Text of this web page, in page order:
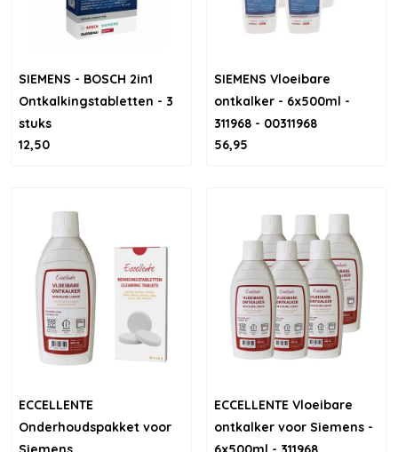
SIEMENS - BOSCH 2in1
Ontkalkingstabletten - 3
stuks
12,50
SIEMENS Vloeibare
ontkalker - 6x500ml -
311968 - 00311968
56,95
ECCELLENTE
Onderhoudspakket voor
ECCELLENTE Vloeibare
ontkalker voor Siemens -